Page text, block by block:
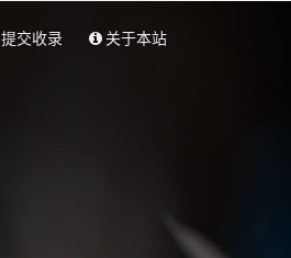
提交收录 关于本站